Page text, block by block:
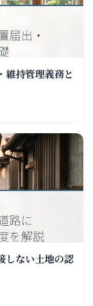
維持管理義務と
しない土地の認